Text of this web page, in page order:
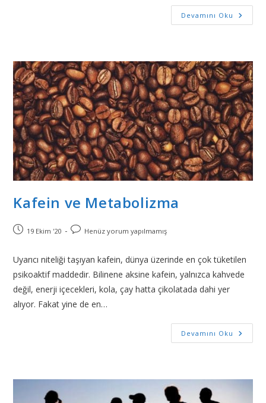
Devamını Oku
Kafein ve Metabolizma
19 Ekim '20 Henüz yorum yapılmamış
Uyarıcı niteliği taşıyan kafein, dünya üzerinde en çok tüketilen
psikoaktif maddedir. Bilinene aksine kafein, yalnızca kahvede
değil, enerji içecekleri, kola, çay hatta çikolatada dahi yer
alıyor. Fakat yine de en…
Devamını Oku